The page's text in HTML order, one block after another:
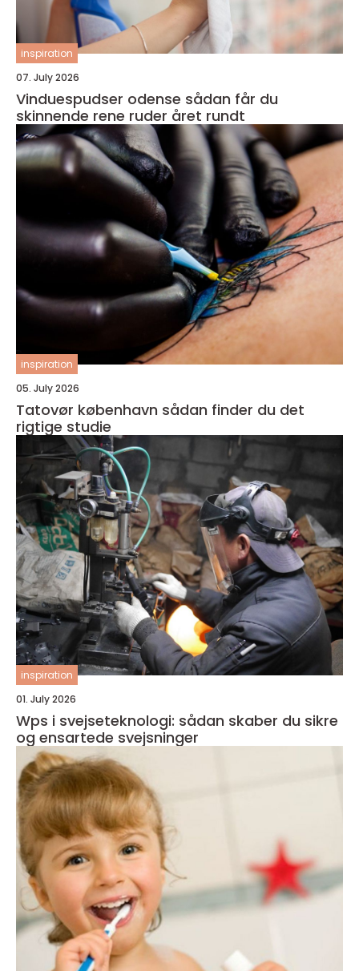
inspiration
07. July 2026
Vinduespudser odense sådan får du
skinnende rene ruder året rundt
inspiration
05. July 2026
Tatovør københavn sådan finder du det
rigtige studie
inspiration
01. July 2026
Wps i svejseteknologi: sådan skaber du sikre
og ensartede svejsninger